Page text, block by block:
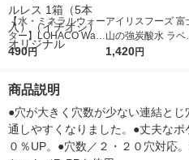
【水・ミネラルウォー
ター】LOHACO Wate
r（ロハコウォータ
シ） オリジナル
490円
アイリスフーズ 富
山の強炭酸水 ラベ
レス 500ml 1箱（24
1,420円
商品説明
●穴が大きく穴数が少ない連結と
通しやすくなりました。●丈夫なポ
０％UP。●穴数／２・２０穴対応